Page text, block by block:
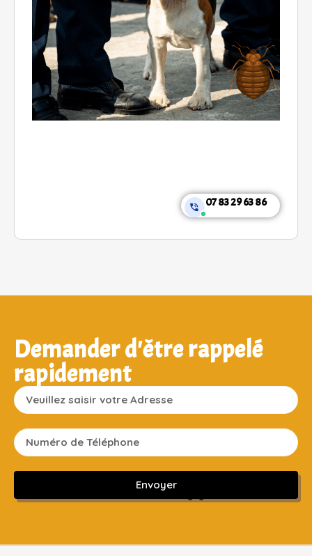
07 83 29 63 86
Demander d'être rappelé
rapidement
Envoyer
Sans engagement ni frais cachés